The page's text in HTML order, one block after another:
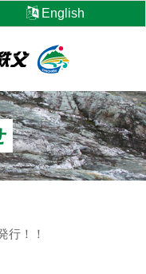
English
父
行！！